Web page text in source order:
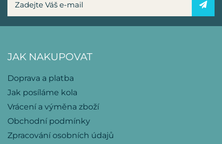
JAK NAKUPOVAT
Doprava a platba
Jak posíláme kola
Vrácení a výměna zboží
Obchodní podmínky
Zpracování osobních údajů